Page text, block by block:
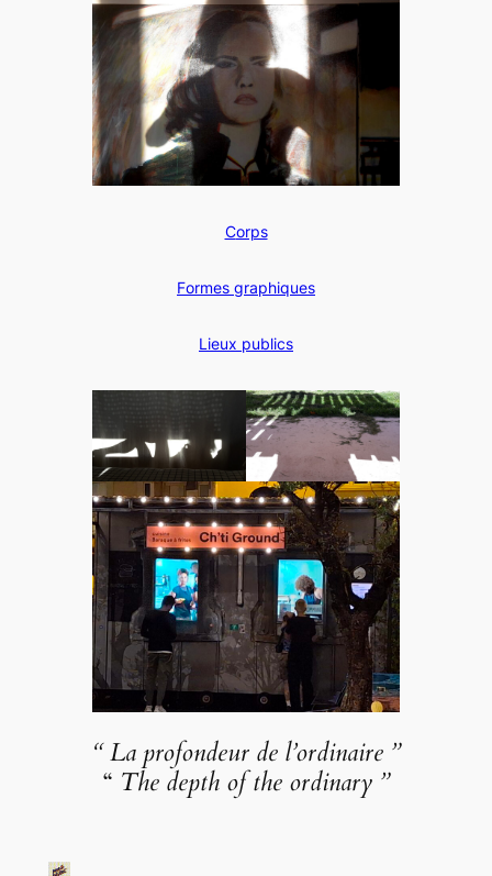
Corps
Formes graphiques
Lieux publics
“La profondeur de l’ordinaire ”
“ The depth of the ordinary ”